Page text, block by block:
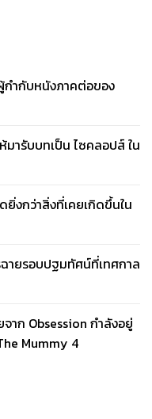
กำกับหนังภาคต่อของ
มารับบทเป็น ไซคลอปส์ ใน
งกว่าสิ่งที่เคยเกิดขึ้นใน
ายรอบปฐมทัศน์ที่เทศกาล
าก Obsession กำลังอยู่
Mummy 4